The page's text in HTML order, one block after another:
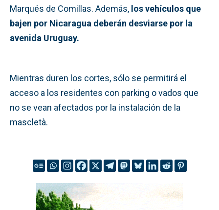
Marqués de Comillas. Además, los vehículos que
bajen por Nicaragua deberán desviarse por la
avenida Uruguay.
Mientras duren los cortes, sólo se permitirá el
acceso a los residentes con parking o vados que
no se vean afectados por la instalación de la
mascletà.